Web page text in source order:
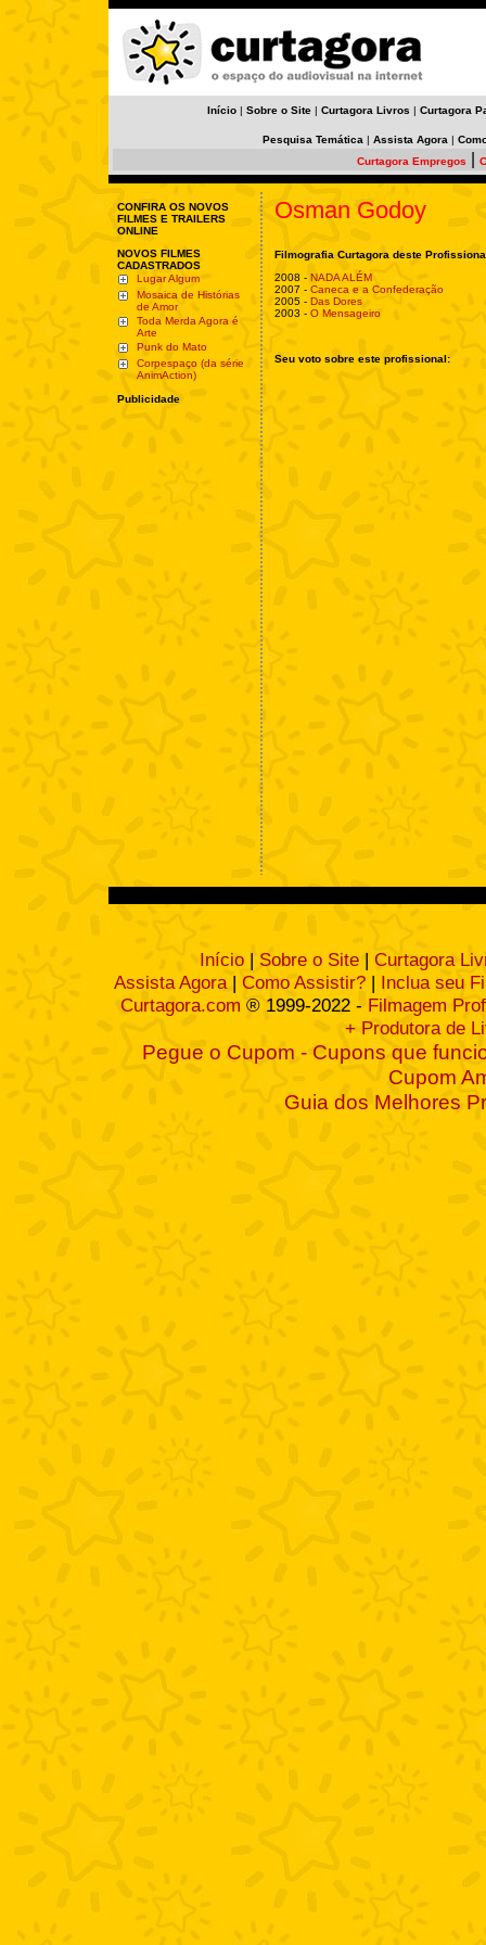
Início | Sobre o Site | Curtagora Livros | Curtagora
Pesquisa Temática | Assista Agora |
Curtagora Empregos
CONFIRA OS NOVOS
FILMES E TRAILERS
ONLINE
NOVOS FILMES
CADASTRADOS
Lugar Algum
Mosaica de Histórias
de Amor
Toda Merda Agora é
Arte
Punk do Mato
Corpespaço (da série
AnimAction)
Publicidade
Osman Godoy
Filmografia Curtagora deste
2008 - NADA ALÉM
2007 - Caneca e a Confederação
2005 - Das Dores
2003 - O Mensageiro
Seu voto sobre este profissional:
Início | Sobre o Site | Curtagora
Assista Agora| Como Assistir? | Inclua seu
Curtagora.com ® 1999-2022 - Filmagem
+ Produtora de
Pegue o Cupom - Cupons que
Cupom
Guia dos Melhores